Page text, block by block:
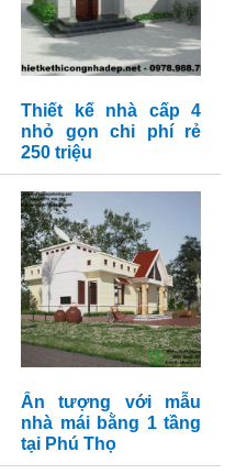
Thiết kế nhà cấp 4
nhỏ gọn chi phí rẻ
250 triệu
Ấn tượng với mẫu
nhà mái bằng 1 tầng
tại Phú Thọ